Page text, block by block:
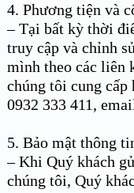
4. Phương tiện và
– Tại bất kỳ thời
truy cập và chỉnh
mình theo các liên
chúng tôi cung cấp
0932 333 411,
5. Bảo mật thông
– Khi Quý khách
chúng tôi, Quý